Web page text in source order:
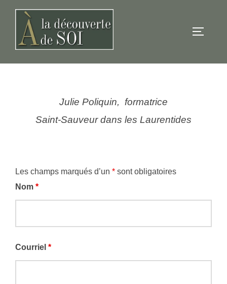
contenu
Julie Poliquin, formatrice
Saint-Sauveur dans les Laurentides
Les champs marqués d’un * sont obligatoires
Nom *
Courriel *